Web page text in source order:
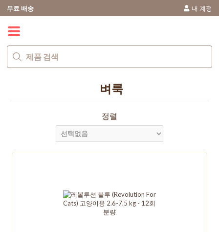
내 계정
무료 배송
벼룩
정렬